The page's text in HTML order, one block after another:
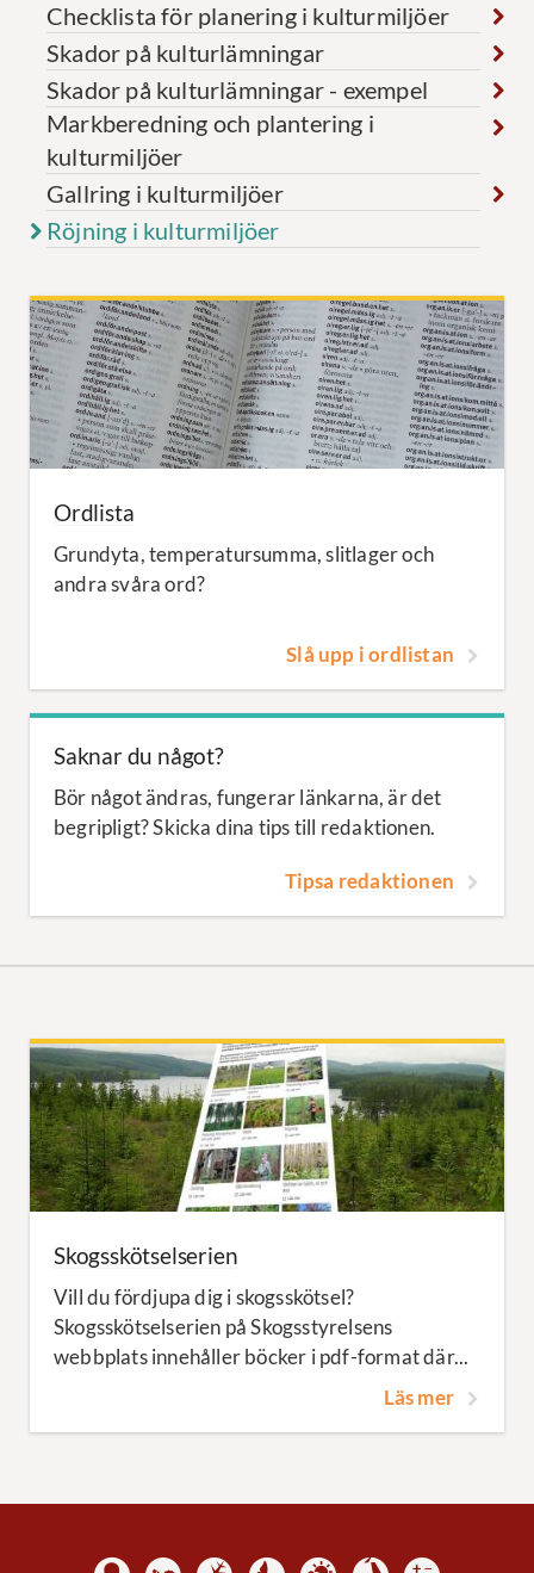
Checklista för planering i kulturmiljöer
Skador på kulturlämningar
Skador på kulturlämningar - exempel
Markberedning och plantering i
kulturmiljöer
Gallring i kulturmiljöer
Röjning i kulturmiljöer
Ordlista
Grundyta, temperatursumma, slitlager och
andra svåra ord?
Slå upp i ordlistan
Saknar du något?
Bör något ändras, fungerar länkarna, är det
begripligt? Skicka dina tips till redaktionen.
Tipsa redaktionen
Skogsskötselserien
Vill du fördjupa dig i skogsskötsel?
Skogsskötselserien på Skogsstyrelsens
webbplats innehåller böcker i pdf-format där...
Läs mer